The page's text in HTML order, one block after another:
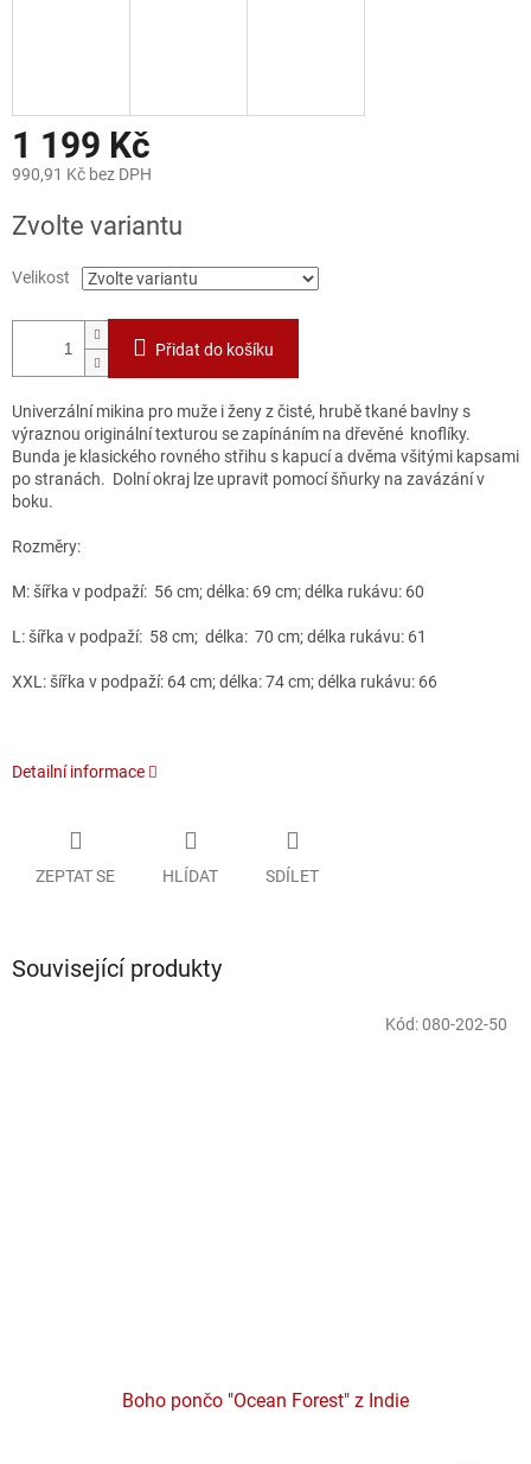
1 199 Kč
990,91 Kč bez DPH
cena:
Zvolte variantu
Velikost
Přidat do košíku
Univerzální mikina pro muže i ženy z čisté, hrubě tkané bavlny s
výraznou originální texturou se zapínáním na dřevěné knoflíky.
Bunda je klasického rovného střihu s kapucí a dvěma všitými kapsami
po stranách. Dolní okraj lze upravit pomocí šňurky na zavázání v
boku.
Rozměry:
M: šířka v podpaží: 56 cm; délka: 69 cm; délka rukávu: 60
L: šířka v podpaží: 58 cm; délka: 70 cm; délka rukávu: 61
XXL: šířka v podpaží: 64 cm; délka: 74 cm; délka rukávu: 66
Detailní informace
ZEPTAT SE HLÍDAT SDÍLET
Související produkty
Boho pončo "Ocean Forest" z Indie
Kód:080-202-50